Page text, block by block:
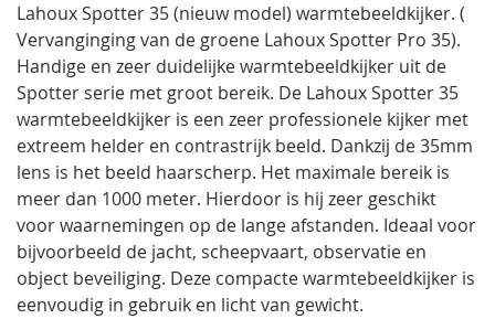
Lahoux Spotter 35 (nieuw model) warmtebeeldkijker. (
Vervanginging van de groene Lahoux Spotter Pro 35).
Handige en zeer duidelijke warmtebeeldkijker uit de
Spotter serie met groot bereik. De Lahoux Spotter 35
warmtebeeldkijker is een zeer professionele kijker met
extreem helder en contrastrijk beeld. Dankzij de 35mm
lens is het beeld haarscherp. Het maximale bereik is
meer dan 1000 meter. Hierdoor is hij zeer geschikt
voor waarnemingen op de lange afstanden. Ideaal voor
bijvoorbeeld de jacht, scheepvaart, observatie en
object beveiliging. Deze compacte warmtebeeldkijker is
eenvoudig in gebruik en licht van gewicht.